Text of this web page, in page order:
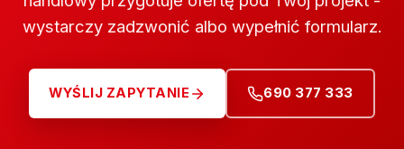
wystarczy zadzwonić albo wypełnić formularz.
WYŚLIJ ZAPYTANIE 690 377 333